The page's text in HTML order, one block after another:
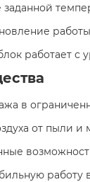
работает с
в
от пыли и